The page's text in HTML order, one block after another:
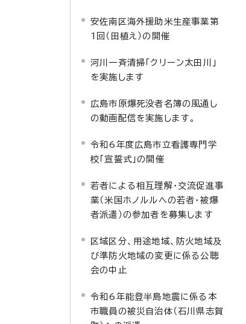
安佐南区海外援助米生産事業第
1回（田植え）の開催
河川一斉清掃「クリーン太田川」
を実施します
広島市原爆死没者名簿の風通し
の動画配信を実施します。
令和6年度広島市立看護専門学
校「宣誓式」の開催
若者による相互理解・交流促進事
業（米国ホノルルへの若者・被爆
者派遣）の参加者を募集します
区域区分、用途地域、防火地域及
び準防火地域の変更に係る公聴
会の中止
令和6年能登半島地震に係る本
市職員の被災自治体（石川県志賀